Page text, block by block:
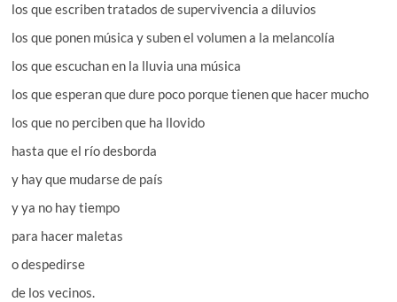
los que escriben tratados de supervivencia a diluvios
los que ponen música y suben el volumen a la melancolía
los que escuchan en la lluvia una música
los que esperan que dure poco porque tienen que hacer mucho
los que no perciben que ha llovido
hasta que el río desborda
y hay que mudarse de país
y ya no hay tiempo
para hacer maletas
o despedirse
de los vecinos.